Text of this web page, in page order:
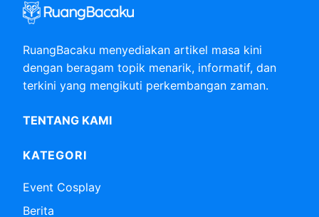
RuangBacaku menyediakan artikel masa kini
dengan beragam topik menarik, informatif, dan
terkini yang mengikuti perkembangan zaman.
TENTANG KAMI
KATEGORI
Event Cosplay
Berita